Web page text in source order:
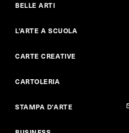
BELLE ARTI
L'ARTE A SCUOLA
CARTE CREATIVE
CARTOLERIA
STAMPA D'ARTE